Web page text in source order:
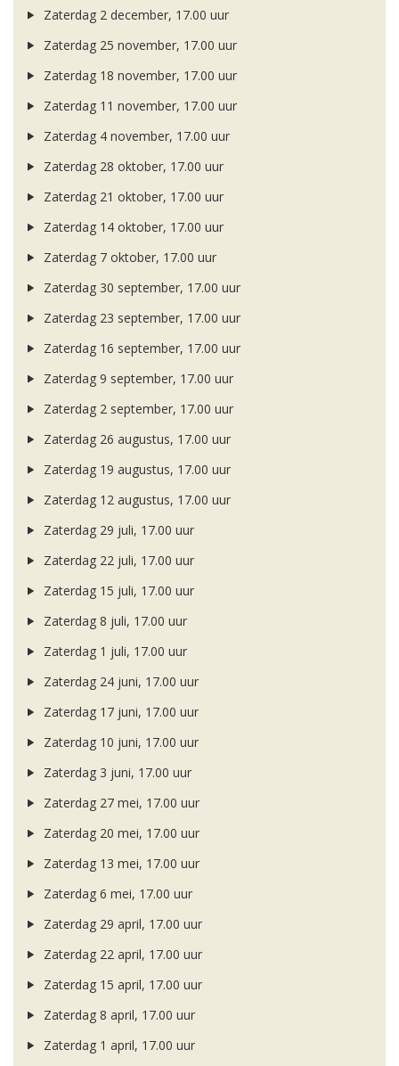
Zaterdag 2 december, 17.00 uur
Zaterdag 25 november, 17.00 uur
Zaterdag 18 november, 17.00 uur
Zaterdag 11 november, 17.00 uur
Zaterdag 4 november, 17.00 uur
Zaterdag 28 oktober, 17.00 uur
Zaterdag 21 oktober, 17.00 uur
Zaterdag 14 oktober, 17.00 uur
Zaterdag 7 oktober, 17.00 uur
Zaterdag 30 september, 17.00 uur
Zaterdag 23 september, 17.00 uur
Zaterdag 16 september, 17.00 uur
Zaterdag 9 september, 17.00 uur
Zaterdag 2 september, 17.00 uur
Zaterdag 26 augustus, 17.00 uur
Zaterdag 19 augustus, 17.00 uur
Zaterdag 12 augustus, 17.00 uur
Zaterdag 29 juli, 17.00 uur
Zaterdag 22 juli, 17.00 uur
Zaterdag 15 juli, 17.00 uur
Zaterdag 8 juli, 17.00 uur
Zaterdag 1 juli, 17.00 uur
Zaterdag 24 juni, 17.00 uur
Zaterdag 17 juni, 17.00 uur
Zaterdag 10 juni, 17.00 uur
Zaterdag 3 juni, 17.00 uur
Zaterdag 27 mei, 17.00 uur
Zaterdag 20 mei, 17.00 uur
Zaterdag 13 mei, 17.00 uur
Zaterdag 6 mei, 17.00 uur
Zaterdag 29 april, 17.00 uur
Zaterdag 22 april, 17.00 uur
Zaterdag 15 april, 17.00 uur
Zaterdag 8 april, 17.00 uur
Zaterdag 1 april, 17.00 uur